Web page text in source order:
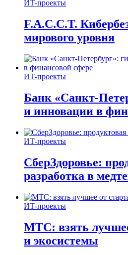
ИТ-проекты
F.A.C.C.T.
мирового уровня
ИТ-проекты
Банк «Санкт-
и инновации в
ИТ-проекты
СберЗдоровье:
разработка в
ИТ-проекты
МТС: взять
и экосистемы